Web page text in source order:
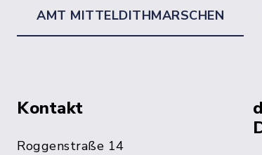
AMT MITTELDITHMARSCHEN
Kontakt
Roggenstraße 14